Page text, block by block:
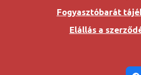
Fogyasztóbarát
Elállás a